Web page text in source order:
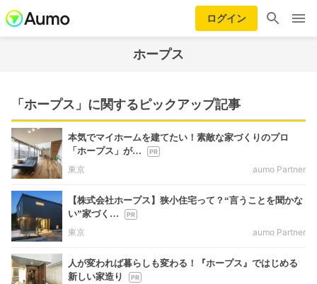
ログイン
ホープス
「ホープス」に関するピックアップ記事
本気でマイホームを建てたい！素敵な家づくりのプロ
「ホープス」が…
東京
aumo Partner
【株式会社ホープス】狭小住宅って？“言うことを聞かな
い”家づく…
東京
aumo Partner
人が変われば暮らしも変わる！『ホープス』ではじめる
新しい家造り